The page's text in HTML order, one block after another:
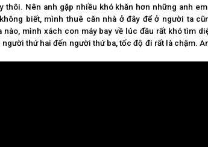
thôi. Nên anh gặp nhiều khó khăn hơn những anh
biết, mình thuê căn nhà ở đây để ở người ta
mình xách con máy bay về lúc đầu rất khó tìm
thứ hai đến người thứ ba, tốc độ đi rất là chậm.